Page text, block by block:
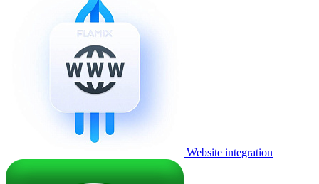
Website integration